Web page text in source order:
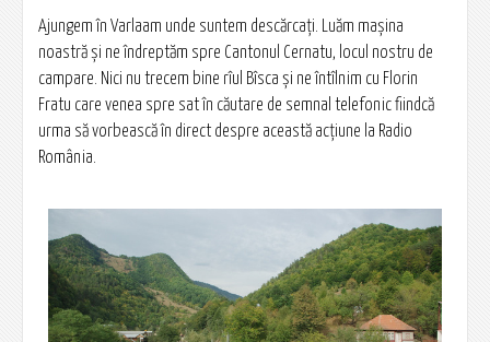
Ajungem în Varlaam unde suntem descărcați. Luăm mașina
noastră și ne îndreptăm spre Cantonul Cernatu, locul nostru de
campare. Nici nu trecem bine rîul Bîsca și ne întîlnim cu Florin
Fratu care venea spre sat în căutare de semnal telefonic fiindcă
urma să vorbească în direct despre această acțiune la Radio
România.